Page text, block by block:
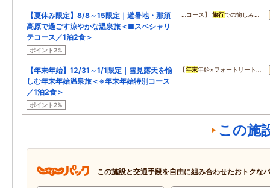
【夏休み限定】8/8～15限定｜避暑地・那須
高原で過ごす涼やかな温泉旅＜■スペシャリ
テコース／1泊2食＞
ポイント2%
…コース】旅行での愉しみ…
【年末年始】12/31～1/1限定｜雪見露天を愉
しむ年末年始温泉旅＜※年末年始特別コース
／1泊2食＞
ポイント2%
【年末年始×フォートリート…
この施
この施設と交通手段を自由に組み合わせたおトクな